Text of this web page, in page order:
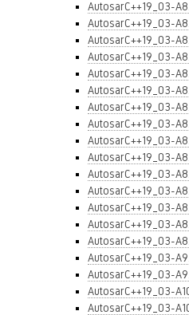
AutosarC++19_03-
AutosarC++19_03-
AutosarC++19_03-
AutosarC++19_03-
AutosarC++19_03-
AutosarC++19_03-
AutosarC++19_03-
AutosarC++19_03-
AutosarC++19_03-
AutosarC++19_03-
AutosarC++19_03-
AutosarC++19_03-
AutosarC++19_03-
AutosarC++19_03-
AutosarC++19_03-
AutosarC++19_03-
AutosarC++19_03-
AutosarC++19_03-
AutosarC++19_03-